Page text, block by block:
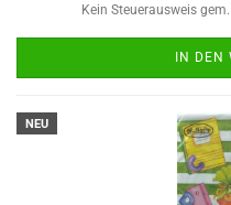
Kein Steuerausweis
IN DEN
NEU